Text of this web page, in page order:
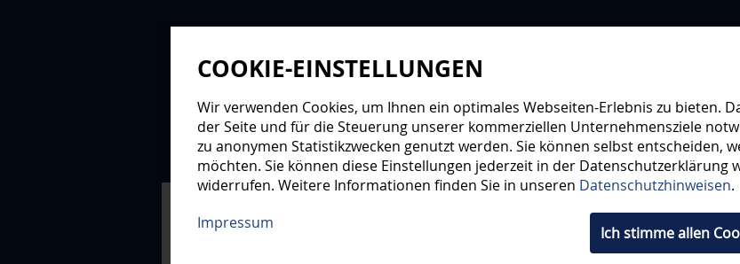
WIR
NEWS PROFIS NACHWUCHS TICKETS SHOP FANS
COOKIE-EINSTELLUNGEN
Wir verwenden Cookies, um Ihnen ein optimales Webseiten-Erlebnis zu bieten.
der Seite und für die Steuerung unserer kommerziellen Unternehmensziele
zu anonymen Statistikzwecken genutzt werden. Sie können selbst entscheiden,
möchten. Sie können diese Einstellungen jederzeit in der Datenschutzerklärung
widerrufen. Weitere Informationen finden Sie in unseren Datenschutzhinweisen.
Ich stimme allen
Impressum